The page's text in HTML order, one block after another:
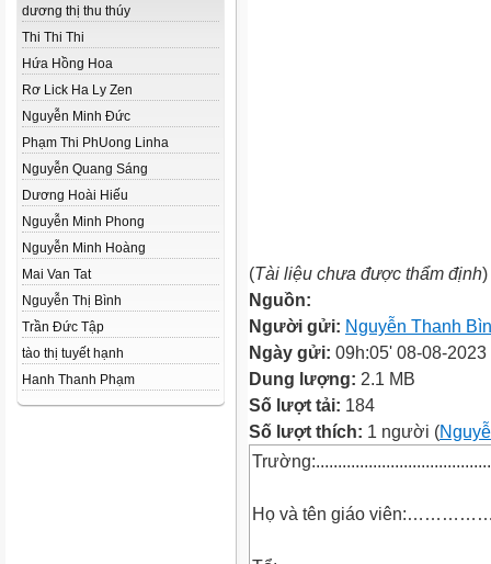
dương thị thu thúy
Thi Thi Thi
Hứa Hồng Hoa
Rơ Lick Ha Ly Zen
Nguyễn Minh Đức
Phạm Thi Ph­Uong Linha
Nguyễn Quang Sáng
Dương Hoài Hiếu
Nguyễn Minh Phong
Nguyễn Minh Hoàng
Mai Van Tat
Nguyễn Thị Bình
Trần Đức Tập
tào thị tuyết hạnh
Hanh Thanh Phạm
(Tài liệu chưa được thẩm định)
Nguồn:
Người gửi: Nguyễn Thanh
Ngày gửi: 09h:05' 08-08-2023
Dung lượng: 2.1 MB
Số lượt tải: 184
Số lượt thích: 1 người (
Họ và tên giáo